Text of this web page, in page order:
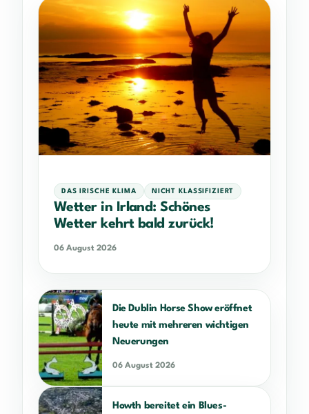
DAS IRISCHE KLIMA NICHT KLASSIFIZIERT
Wetter in Irland: Schönes
Wetter kehrt bald zurück!
06 August 2026
Die Dublin Horse Show eröffnet
heute mit mehreren wichtigen
Neuerungen
06 August 2026
Howth bereitet ein Blues-